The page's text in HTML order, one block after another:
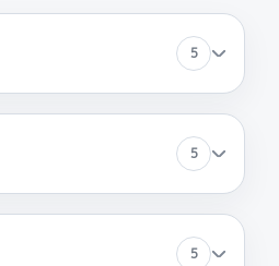
5
5
5